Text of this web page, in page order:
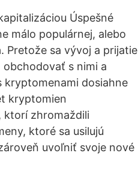
Úspešné
málo populárnej, alebo
Pretože sa vývoj a prijatie
s nimi a
kryptomenami dosiahne
kryptomien
ktorí zhromaždili
ktoré sa usilujú
uvoľniť svoje nové